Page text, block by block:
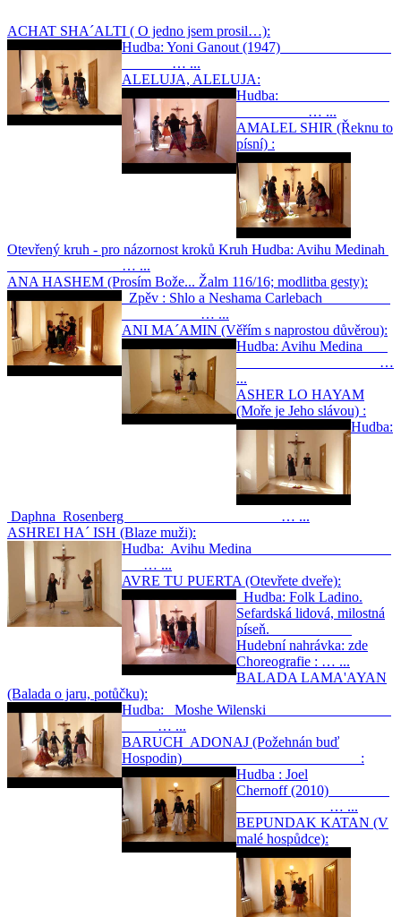
ACHAT SHA´ALTI ( O jedno jsem prosil…):
Hudba: Yoni Ganout (1947)
… ...
ALELUJA, ALELUJA:
Hudba:
… ...
AMALEL SHIR (Řeknu to
písní) :
Otevřený kruh - pro názornost kroků Kruh Hudba: Avihu Medinah
… ...
ANA HASHEM (Prosím Bože... Žalm 116/16; modlitba gesty):
Zpěv : Shlo a Neshama Carlebach
… ...
ANI MA´AMIN (Věřím s naprostou důvěrou):
Hudba: Avihu Medina
…
...
ASHER LO HAYAM
(Moře je Jeho slávou) :
Hudba:
Daphna Rosenberg … ...
ASHREI HA´ ISH (Blaze muži):
Hudba: Avihu Medina
… ...
AVRE TU PUERTA (Otevřete dveře):
Hudba: Folk Ladino.
Sefardská lidová, milostná
píseň.
Hudební nahrávka: zde
Choreografie : … ...
BALADA LAMA'AYAN
(Balada o jaru, potůčku):
Hudba: Moshe Wilenski
… ...
BARUCH ADONAJ (Požehnán buď
Hospodin) :
Hudba : Joel
Chernoff (2010)
… ...
BEPUNDAK KATAN (V
malé hospůdce):